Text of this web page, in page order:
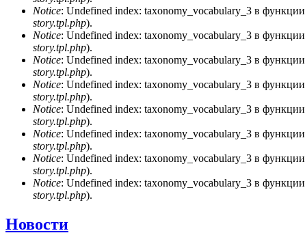
Notice: Undefined index: taxonomy_vocabulary_3 в функции
story.tpl.php).
Notice: Undefined index: taxonomy_vocabulary_3 в функции
story.tpl.php).
Notice: Undefined index: taxonomy_vocabulary_3 в функции
story.tpl.php).
Notice: Undefined index: taxonomy_vocabulary_3 в функции
story.tpl.php).
Notice: Undefined index: taxonomy_vocabulary_3 в функции
story.tpl.php).
Notice: Undefined index: taxonomy_vocabulary_3 в функции
story.tpl.php).
Notice: Undefined index: taxonomy_vocabulary_3 в функции
story.tpl.php).
Notice: Undefined index: taxonomy_vocabulary_3 в функции
story.tpl.php).
Новости